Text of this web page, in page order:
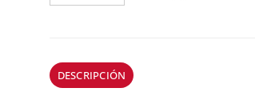
DESCRIPCIÓN